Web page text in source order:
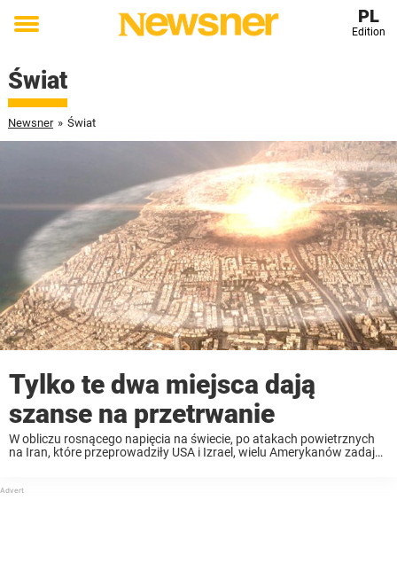
Toggle
PL
Edition
Świat
Newsner » Świat
Tylko te dwa miejsca dają
szanse na przetrwanie
W obliczu rosnącego napięcia na świecie, po atakach powietrznych
na Iran, które przeprowadziły USA i Izrael, wielu Amerykanów zadaje